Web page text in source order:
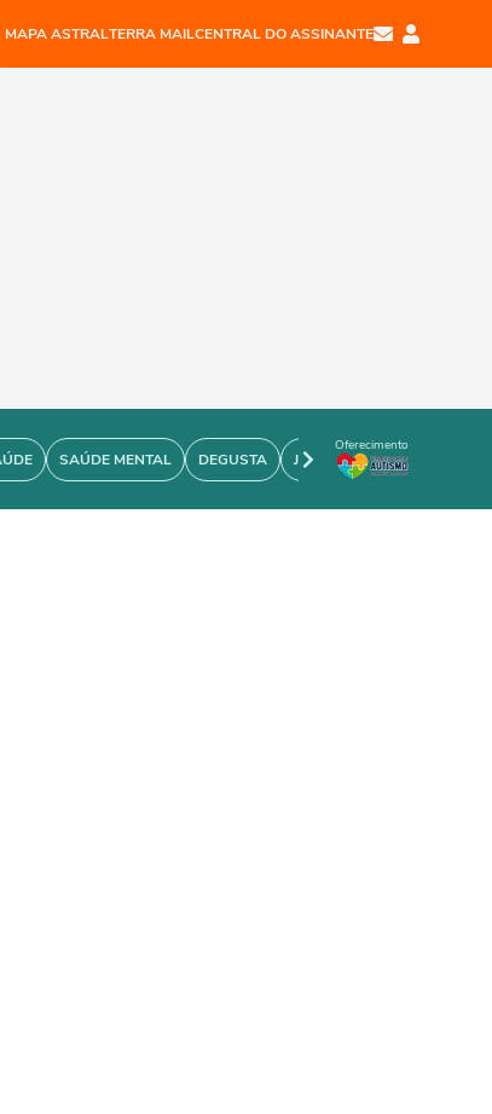
MAPA ASTRALTERRA MAILCENTRAL DO ASSINANTE
SAÚDE MENTAL DEGUSTA JOÃO BIDU PERSONARE
Oferecimento